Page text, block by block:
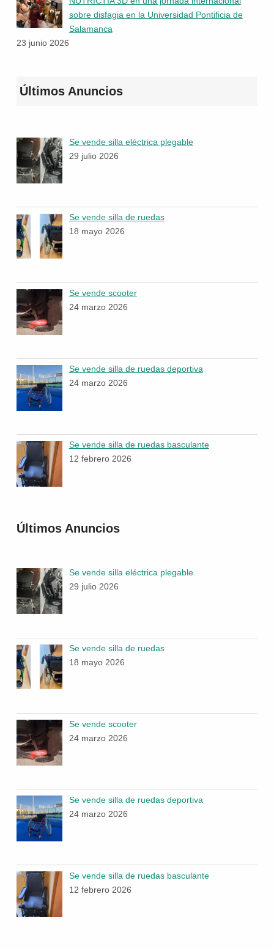
sobre disfagia en la Universidad Pontificia de
Salamanca
23 junio 2026
Últimos Anuncios
Se vende silla eléctrica plegable
29 julio 2026
Se vende silla de ruedas
18 mayo 2026
Se vende scooter
24 marzo 2026
Se vende silla de ruedas deportiva
24 marzo 2026
Se vende silla de ruedas basculante
12 febrero 2026
Últimos Anuncios
Se vende silla eléctrica plegable
29 julio 2026
Se vende silla de ruedas
18 mayo 2026
Se vende scooter
24 marzo 2026
Se vende silla de ruedas deportiva
24 marzo 2026
Se vende silla de ruedas basculante
12 febrero 2026